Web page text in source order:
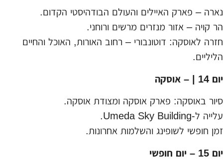
נארה – פארק האיילים והעולם הבודהיסטי הקדום.
הר קויה – אזור מנזרים מרשים ורוחני.
חזרה לאוסקה: דוטונבורי – רחוב האורות, האוכל והחיים
הליליים.
יום 14 | – אוסקה
סיור באוסקה: פארק אוסקה ומצודת אוסקה.
עלייה ל-Umeda Sky Building.
זמן חופשי לשופינג והשלמות אחרונות.
יום 15 – יום חופשי